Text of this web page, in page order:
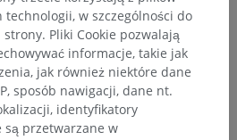
technologii, w szczególności do
Pliki Cookie pozwalają
informacje, takie jak
jak również niektóre dane
sposób nawigacji, dane nt.
identyfikatory
są przetwarzane w